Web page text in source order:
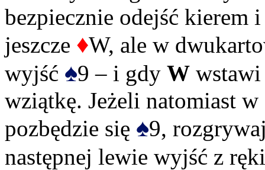
bezpiecznie odejść kierem
jeszcze ♦W, ale w
wyjść ♠9 – i gdy W
wziątkę. Jeżeli natomiast
pozbędzie się ♠9,
następnej lewie wyjść z